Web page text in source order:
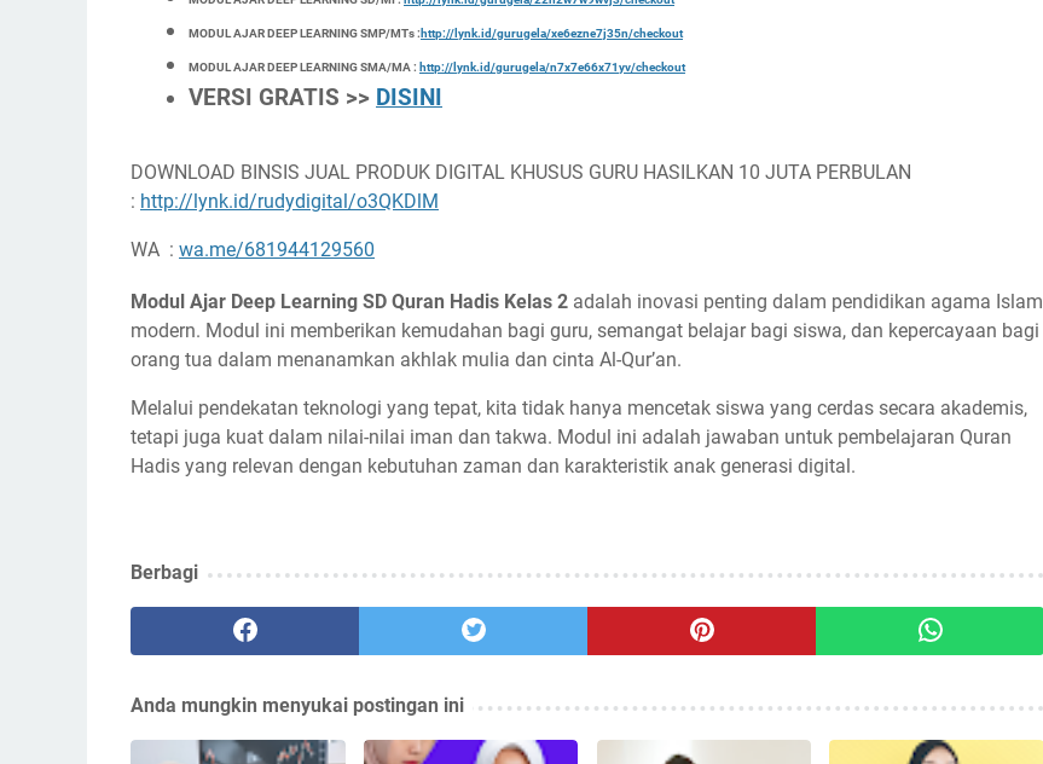
MODUL AJAR DEEP LEARNING SMP/MTs : http://lynk.id/gurugela/xe6ezne7j35n/checkout
MODUL AJAR DEEP LEARNING SMA/MA : http://lynk.id/gurugela/n7x7e66x71yv/checkout
VERSI GRATIS >> DISINI
DOWNLOAD BINSIS JUAL PRODUK DIGITAL KHUSUS GURU HASILKAN 10 JUTA PERBULAN
: http://lynk.id/rudydigital/o3QKDlM
WA : wa.me/681944129560
Modul Ajar Deep Learning SD Quran Hadis Kelas 2 adalah inovasi penting dalam pendidikan agama Islam
modern. Modul ini memberikan kemudahan bagi guru, semangat belajar bagi siswa, dan kepercayaan bagi
orang tua dalam menanamkan akhlak mulia dan cinta Al-Qur’an.
Melalui pendekatan teknologi yang tepat, kita tidak hanya mencetak siswa yang cerdas secara akademis,
tetapi juga kuat dalam nilai-nilai iman dan takwa. Modul ini adalah jawaban untuk pembelajaran Quran
Hadis yang relevan dengan kebutuhan zaman dan karakteristik anak generasi digital.
Berbagi
Anda mungkin menyukai postingan ini